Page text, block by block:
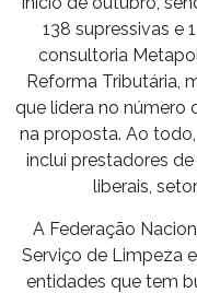
138 supressivas e
consultoria
Reforma Tributária,
que lidera no número
na proposta. Ao
inclui prestadores
liberais,
A Federação
Serviço de Limpeza
entidades que tem